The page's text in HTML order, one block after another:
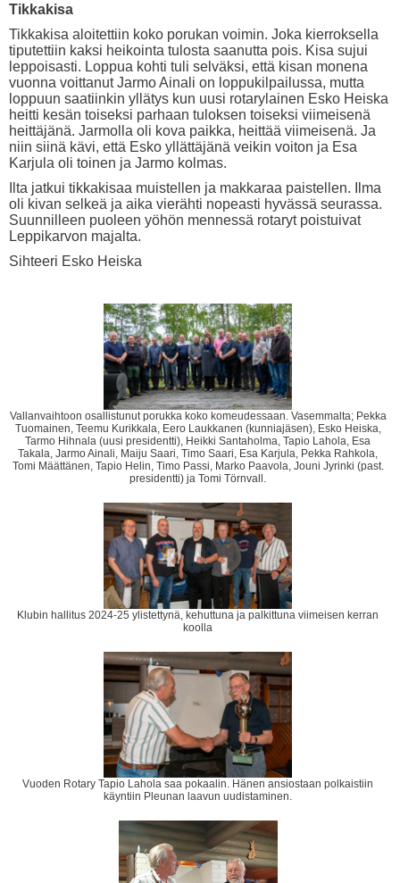
Tikkakisa
Tikkakisa aloitettiin koko porukan voimin. Joka kierroksella
tiputettiin kaksi heikointa tulosta saanutta pois. Kisa sujui
leppoisasti. Loppua kohti tuli selväksi, että kisan monena
vuonna voittanut Jarmo Ainali on loppukilpailussa, mutta
loppuun saatiinkin yllätys kun uusi rotarylainen Esko Heiska
heitti kesän toiseksi parhaan tuloksen toiseksi viimeisenä
heittäjänä. Jarmolla oli kova paikka, heittää viimeisenä. Ja
niin siinä kävi, että Esko yllättäjänä veikin voiton ja Esa
Karjula oli toinen ja Jarmo kolmas.
Ilta jatkui tikkakisaa muistellen ja makkaraa paistellen. Ilma
oli kivan selkeä ja aika vierähti nopeasti hyvässä seurassa.
Suunnilleen puoleen yöhön mennessä rotaryt poistuivat
Leppikarvon majalta.
Sihteeri Esko Heiska
Vallanvaihtoon osallistunut porukka koko komeudessaan. Vasemmalta; Pekka
Tuomainen, Teemu Kurikkala, Eero Laukkanen (kunniajäsen), Esko Heiska,
Tarmo Hihnala (uusi presidentti), Heikki Santaholma, Tapio Lahola, Esa
Takala, Jarmo Ainali, Maiju Saari, Timo Saari, Esa Karjula, Pekka Rahkola,
Tomi Määttänen, Tapio Helin, Timo Passi, Marko Paavola, Jouni Jyrinki (past.
presidentti) ja Tomi Törnvall.
Klubin hallitus 2024-25 ylistettynä, kehuttuna ja palkittuna viimeisen kerran
koolla
Vuoden Rotary Tapio Lahola saa pokaalin. Hänen ansiostaan polkaistiin
käyntiin Pleunan laavun uudistaminen.